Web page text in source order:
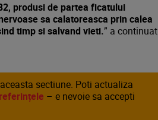
produsi de partea ficatului
sa calatoreasca prin calea
timp si salvand vieti.” a continuat
sectiune. Poti actualiza
– e nevoie sa accepti